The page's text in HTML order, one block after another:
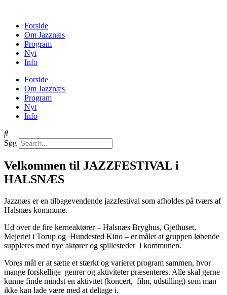
Forside
Om Jazznæs
Program
Nyt
Info
Forside
Om Jazznæs
Program
Nyt
Info
Søg
Velkommen til JAZZFESTIVAL i
HALSNÆS
Jazznæs er en tilbagevendende jazzfestival som afholdes på tværs af
Halsnæs kommune.
Ud over de fire kerneaktører – Halsnæs Bryghus, Gjethuset,
Mejeriet i Torup og Hundested Kino – er målet at gruppen løbende
suppleres med nye aktører og spillesteder i kommunen.
Vores mål er at sætte et stærkt og varieret program sammen, hvor
mange forskellige genrer og aktiviteter præsenteres. Alle skal gerne
kunne finde mindst en aktivitet (koncert, film, udstilling) som man
ikke kan lade være med at deltage i.